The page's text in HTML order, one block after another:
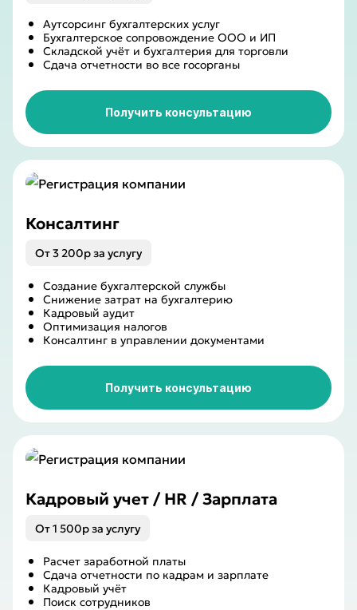
Аутсорсинг бухгалтерских услуг
Бухгалтерское сопровождение ООО и ИП
Складской учёт и бухгалтерия для торговли
Сдача отчетности во все госорганы
Получить консультацию
Консалтинг
От 3 200р за услугу
Создание бухгалтерской службы
Снижение затрат на бухгалтерию
Кадровый аудит
Оптимизация налогов
Консалтинг в управлении документами
Получить консультацию
Кадровый учет / HR / Зарплата
От 1 500р за услугу
Расчет заработной платы
Сдача отчетности по кадрам и зарплате
Кадровый учёт
Поиск сотрудников